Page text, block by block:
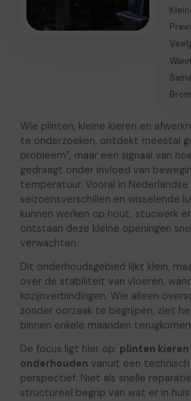
Wie plinten, kleine kieren en
te onderzoeken, ontdekt meestal
probleem”, maar een signaal van
gedraagt onder invloed van
temperatuur. Vooral in
seizoensverschillen en wisselende
kunnen werken op hout, stucwerk
ontstaan deze kleine openingen
verwachten.
Dit onderhoudsgebied lijkt klein,
over de stabiliteit van vloeren,
kozijnverbindingen. Wie alleen
zonder oorzaak te begrijpen, ziet
binnen enkele maanden
De focus ligt hier op: plinten
onderhouden vanuit een
perspectief. Niet als snelle
structureel begrip van wat er in